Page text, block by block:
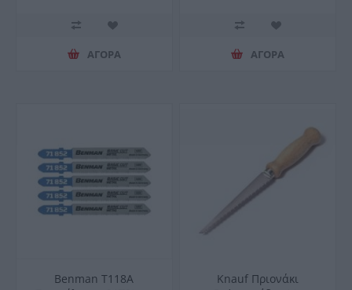
ΑΓΟΡΑ ΑΓΟΡΑ
Benman T118A
Κnauf Πριονάκι